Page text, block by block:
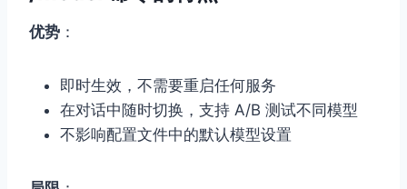
优势 ：
即时生效，不需要重启任何服务
在对话中随时切换，支持 A/B 测试不同模型
不影响配置文件中的默认模型设置